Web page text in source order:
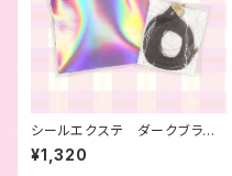
シールエクステ ダークブラウ
ン 4本セット
¥1,320